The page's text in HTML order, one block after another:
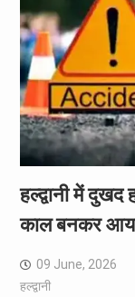
हल्द्वानी में
काल बनकर
09 June, 2026
हल्द्वानी